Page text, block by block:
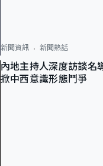
新聞資訊 新聞熱話
內地主持人深度訪談
掀中西意識形態鬥爭